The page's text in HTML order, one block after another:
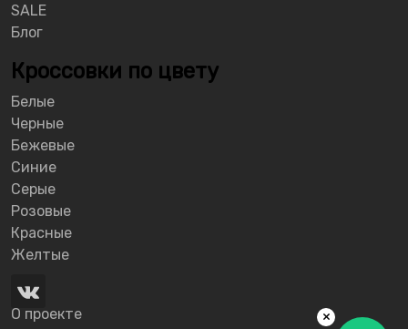
SALE
Блог
Кроссовки по цвету
Белые
Черные
Бежевые
Синие
Серые
Розовые
Красные
Желтые
О проекте ×